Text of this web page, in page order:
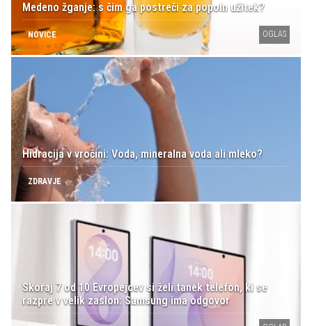
Medeno žganje: s čim ga postreči za popoln užitek?
NOVICE OGLAS
Hidracija v vročini: Voda, mineralna voda ali mleko?
ZDRAVJE
Skoraj 7 od 10 Evropejcev si želi tanek telefon, ki se
razpre v velik zaslon: Samsung ima odgovor